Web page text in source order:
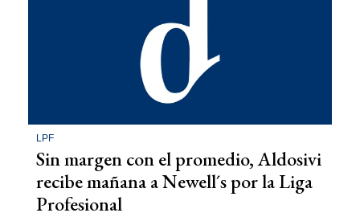
LPF
Sin margen con el promedio, Aldosivi
recibe mañana a Newell´s por la Liga
Profesional